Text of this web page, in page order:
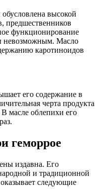
высокой
предшественников
функционирование
невозможным. Масло
каротиноидов
его содержание в
черта продукта
масле облепихи его
геморрое
издавна. Его
и традиционной
следующие